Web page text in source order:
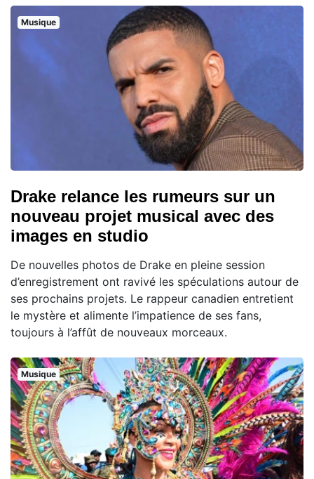
Musique
Drake relance les rumeurs sur un
nouveau projet musical avec des
images en studio
De nouvelles photos de Drake en pleine session
d’enregistrement ont ravivé les spéculations autour de
ses prochains projets. Le rappeur canadien entretient
le mystère et alimente l’impatience de ses fans,
toujours à l’affût de nouveaux morceaux.
Musique